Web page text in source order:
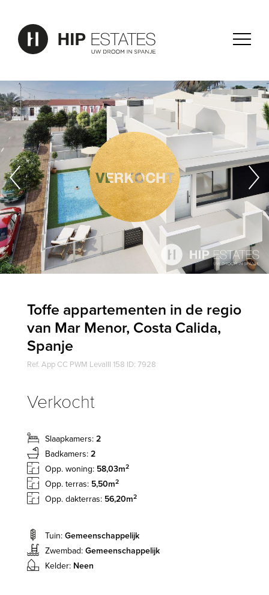
Toffe appartementen in de regio
van Mar Menor, Costa Calida,
Spanje
Ref. App CC PWM LevaIII 158 ID: 7928
Verkocht
Slaapkamers: 2
Badkamers: 2
Opp. woning: 58,03m2
Opp. terras: 5,50m2
Opp. dakterras: 56,20m2
Tuin: Gemeenschappelijk
Zwembad: Gemeenschappelijk
Kelder: Neen